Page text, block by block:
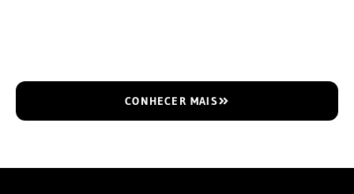
CONHECER MAIS